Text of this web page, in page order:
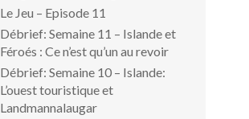
Le Jeu – Episode 11
Débrief: Semaine 11 – Islande et
Féroés : Ce n’est qu’un au revoir
Débrief: Semaine 10 – Islande:
L’ouest touristique et
Landmannalaugar